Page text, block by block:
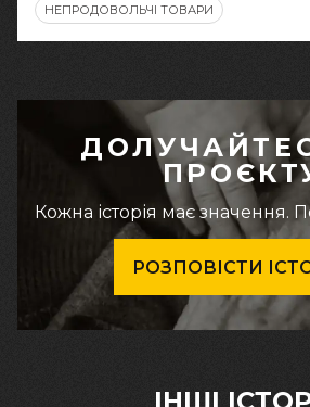
НЕПРОДОВОЛЬЧІ ТОВАРИ
Кожна історія має значення.
РОЗПОВІСТИ